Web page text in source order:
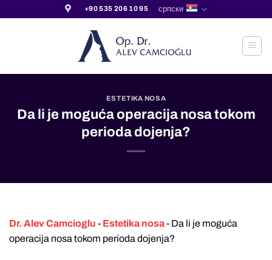
+90 535 206 10 95 српски
ESTETIKA NOSA
Da li je moguća operacija nosa tokom
perioda dojenja?
Dr. Alev Camcioglu - Estetika nosa- Da li je moguća
operacija nosa tokom perioda dojenja?